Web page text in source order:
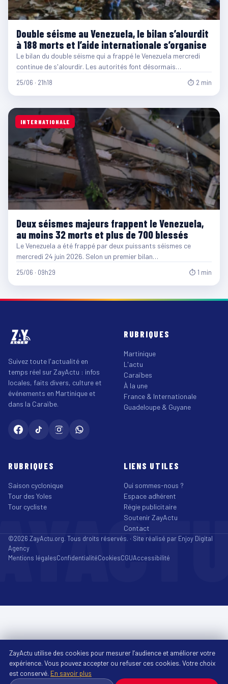
Double séisme au Venezuela, le bilan s’alourdit
à 188 morts et l’aide internationale s’organise
Le bilan du double séisme qui a frappé le Venezuela mercredi
continue de s'alourdir. Les autorités font désormais…
25/06 · 21h18 ⏱ 2 min
INTERNATIONALE
Deux séismes majeurs frappent le Venezuela,
au moins 32 morts et plus de 700 blessés
Le Venezuela a été frappé par deux puissants séismes ce
mercredi 24 juin 2026. Selon un premier bilan…
25/06 · 09h29 ⏱ 1 min
Suivez toute l'actualité en
temps réel sur ZayActu : infos
locales, faits divers, culture et
événements en Martinique et
dans la Caraïbe.
RUBRIQUES
Martinique
L'actu
Caraïbes
À la une
France & Internationale
Guadeloupe & Guyane
RUBRIQUES
Saison cyclonique
Tour des Yoles
Tour cycliste
LIENS UTILES
Qui sommes-nous ?
Espace adhérent
Régie publicitaire
Soutenir ZayActu
Contact
©2026 ZayActu.org. Tous droits réservés. · Site réalisé par Enjoy Digital
Agency
Mentions légalesConfidentialitéCookiesCGUAccessibilité
ZayActu utilise des cookies pour mesurer l’audience et améliorer votre
expérience. Vous pouvez accepter ou refuser ces cookies. Votre choix
est conservé. En savoir plus